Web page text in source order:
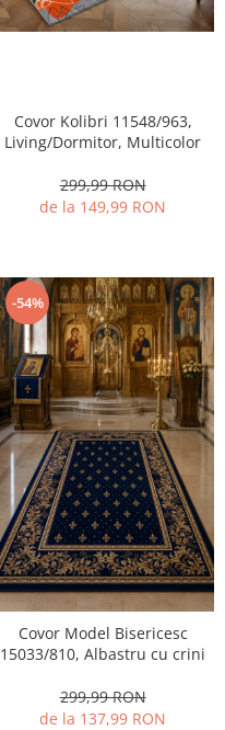
Covor Kolibri 11548/963,
Living/Dormitor, Multicolor
299,99 RON
de la 149,99 RON
-54%
Covor Model Bisericesc
15033/810, Albastru cu crini
299,99 RON
de la 137,99 RON